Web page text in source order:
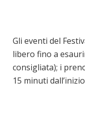
Gli eventi del
libero fino a
consigliata); i
15 minuti